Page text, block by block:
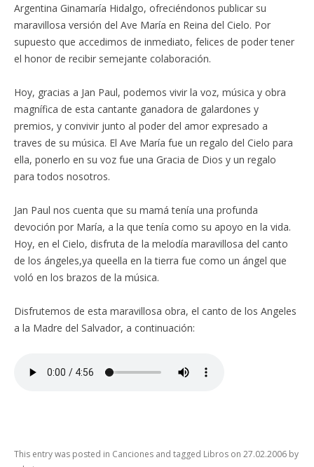
Argentina Ginamaría Hidalgo, ofreciéndonos publicar su
maravillosa versión del Ave María en Reina del Cielo. Por
supuesto que accedimos de inmediato, felices de poder tener
el honor de recibir semejante colaboración.
Hoy, gracias a Jan Paul, podemos vivir la voz, música y obra
magnífica de esta cantante ganadora de galardones y
premios, y convivir junto al poder del amor expresado a
traves de su música. El Ave María fue un regalo del Cielo para
ella, ponerlo en su voz fue una Gracia de Dios y un regalo
para todos nosotros.
Jan Paul nos cuenta que su mamá tenía una profunda
devoción por María, a la que tenía como su apoyo en la vida.
Hoy, en el Cielo, disfruta de la melodía maravillosa del canto
de los ángeles,ya queella en la tierra fue como un ángel que
voló en los brazos de la música.
Disfrutemos de esta maravillosa obra, el canto de los Angeles
a la Madre del Salvador, a continuación:
This entry was posted in Canciones and tagged Libros on 27.02.2006 by